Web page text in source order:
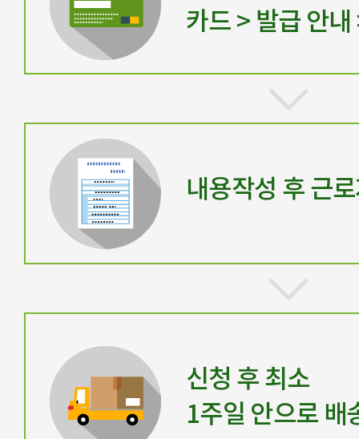
카드 > 발급 안
내용작성 후 근
신청 후 최소
1주일 안으로 배